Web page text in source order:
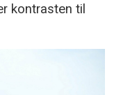
kontrasten til